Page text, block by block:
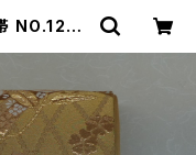
NO.121 |